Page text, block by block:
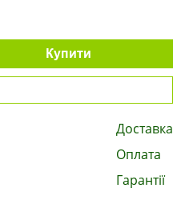
Купити
Доставка
Оплата
Гарантії